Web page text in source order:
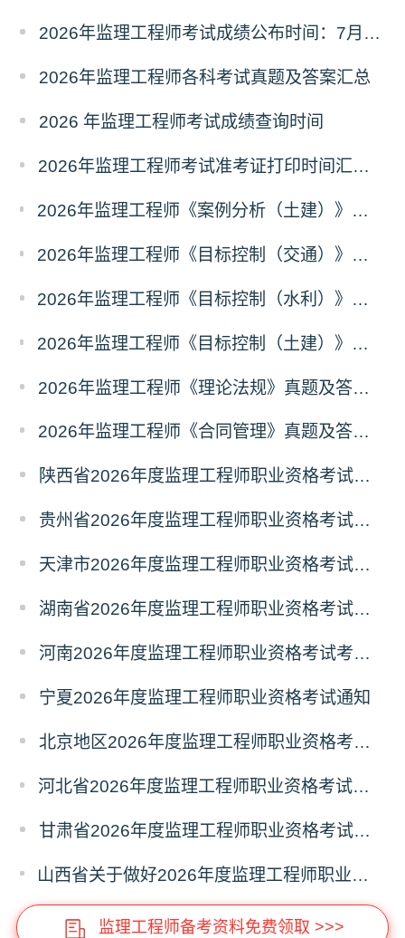
2026年监理工程师考试成绩公布时间：7月21日
2026年监理工程师各科考试真题及答案汇总
2026 年监理工程师考试成绩查询时间
2026年监理工程师考试准考证打印时间汇总（全国各省）
2026年监理工程师《案例分析（土建）》真题及答案解析（考后更新）
2026年监理工程师《目标控制（交通）》真题及答案解析（考后更新）
2026年监理工程师《目标控制（水利）》真题及答案解析考后更新
2026年监理工程师《目标控制（土建）》真题及答案解析（考后更新）
2026年监理工程师《理论法规》真题及答案解析（已更新）
2026年监理工程师《合同管理》真题及答案解析（已更新）
陕西省2026年度监理工程师职业资格考试考务通知
贵州省2026年度监理工程师职业资格考试报名通知
天津市2026年度监理工程师职业资格考试报名通知
湖南省2026年度监理工程师职业资格考试考务通知
河南2026年度监理工程师职业资格考试考务工作通知
宁夏2026年度监理工程师职业资格考试通知
北京地区2026年度监理工程师职业资格考试报名提示
河北省2026年度监理工程师职业资格考试考务工作通知
甘肃省2026年度监理工程师职业资格考试报名通知
山西省关于做好2026年度监理工程师职业资格考试考务工作的通知
监理工程师备考资料免费领取 >>>